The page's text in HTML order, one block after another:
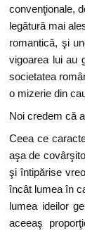
convenţionale,
legătură mai
romantică, şi
vigoarea lui au
societatea
o mizerie din
Noi credem că
Ceea ce
aşa de
şi întipărise
încât lumea în
lumea ideilor
aceeaş